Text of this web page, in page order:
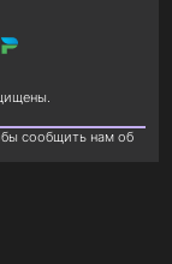
сообщить нам об